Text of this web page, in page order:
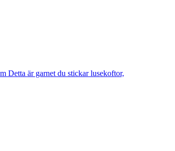
Detta är garnet du stickar lusekoftor,